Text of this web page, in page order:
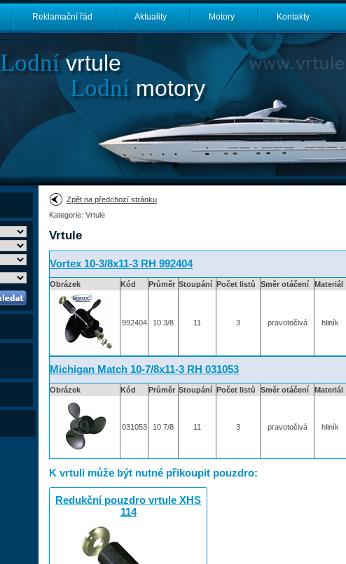
Reklamační řád Aktuality Motory Kontakty
Lodnívrtule
Lodnímotory
Zpět na předchozí stránku
Kategorie: Vrtule
Vrtule
Vortex 10-3/8x11-3 RH 992404
Obrázek Kód Průměr Stoupání Počet listů Směr otáčení Materiál
992404 10 3/8 11 3 pravotočivá hliník
Michigan Match 10-7/8x11-3 RH 031053
Obrázek Kód Průměr Stoupání Počet listů Směr otáčení Materiál
031053 10 7/8 11 3 pravotočivá hliník
K vrtuli může být nutné přikoupit pouzdro:
Redukční pouzdro vrtule XHS
114